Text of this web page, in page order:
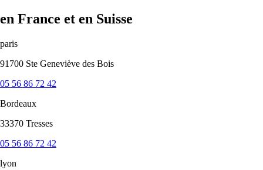
en France et en Suisse
paris
91700 Ste Geneviève des Bois
05 56 86 72 42
Bordeaux
33370 Tresses
05 56 86 72 42
lyon